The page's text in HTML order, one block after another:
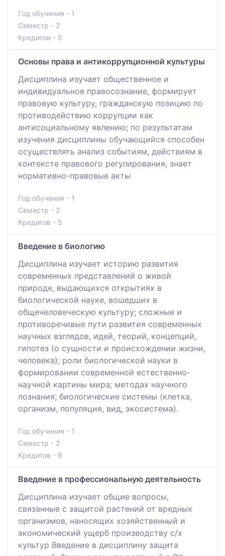
Год обучения - 1
Семестр - 2
Кредитов - 5
Основы права и антикоррупционной культуры
Дисциплина изучает общественное и
индивидуальное правосознание, формирует
правовую культуру, гражданскую позицию по
противодействию коррупции как
антисоциальному явлению; по результатам
изучения дисциплины обучающийся способен
осуществлять анализ событиям, действиям в
контексте правового регулирования, знает
нормативно-правовые акты
Год обучения - 1
Семестр - 2
Кредитов - 5
Введение в биологию
Дисциплина изучает историю развития
современных представлений о живой
природе, выдающихся открытиях в
биологической науке, вошедших в
общечеловеческую культуру; сложные и
противоречивые пути развития современных
научных взглядов, идей, теорий, концепций,
гипотез (о сущности и происхождении жизни,
человека); роли биологической науки в
формировании современной естественно-
научной картины мира; методах научного
познания; биологические системы (клетка,
организм, популяция, вид, экосистема).
Год обучения - 1
Семестр - 2
Кредитов - 6
Введение в профессиональную деятельность
Дисциплина изучает общие вопросы,
связанные с защитой растений от вредных
организмов, наносящих хозяйственный и
экономический ущерб производству с/х
культур Введение в дисциплину защита